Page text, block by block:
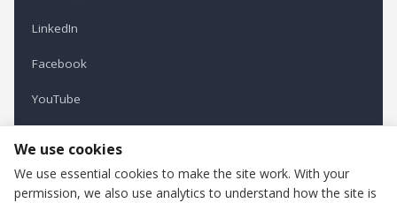
LinkedIn
Facebook
YouTube
We use cookies
We use essential cookies to make the site work. With your
permission, we also use analytics to understand how the site is